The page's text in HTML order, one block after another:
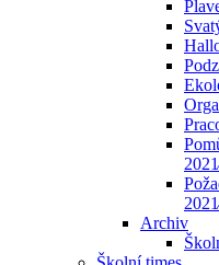
Archiv